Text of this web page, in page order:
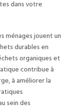
dans votre
ménages jouent un
durables en
organiques et
contribue à
à améliorer la
sein des